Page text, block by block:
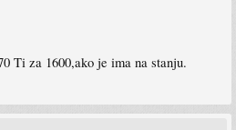
Ti za 1600,ako je ima na stanju.